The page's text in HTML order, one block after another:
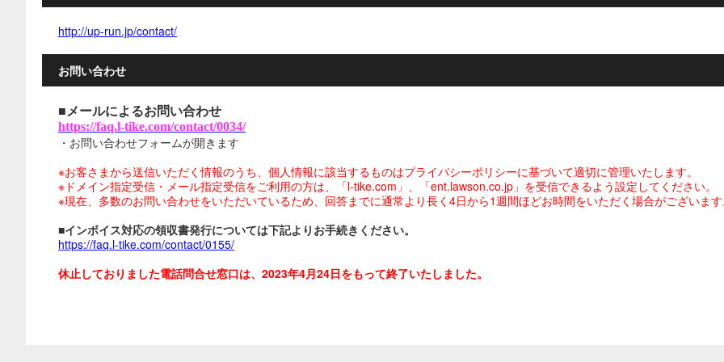
http://up-run.jp/contact/
お問い合わせ
■メールによるお問い合わせ
https://faq.l-tike.com/contact/0034/
・お問い合わせフォームが開きます
※お客さまから送信いただく情報のうち、個人情報に該当するものはプライバシーポリシーに基づいて適切に管理いたします。
※ドメイン指定受信・メール指定受信をご利用の方は、「l-tike.com」、「ent.lawson.co.jp」を受信できるよう設定してください。
※現在、多数のお問い合わせをいただいているため、回答までに通常より長く4日から1週間ほどお時間をいただく場合がございま
■インボイス対応の領収書発行については下記よりお手続きください。
https://faq.l-tike.com/contact/0155/
休止しておりました電話問合せ窓口は、2023年4月24日をもって終了いたしました。